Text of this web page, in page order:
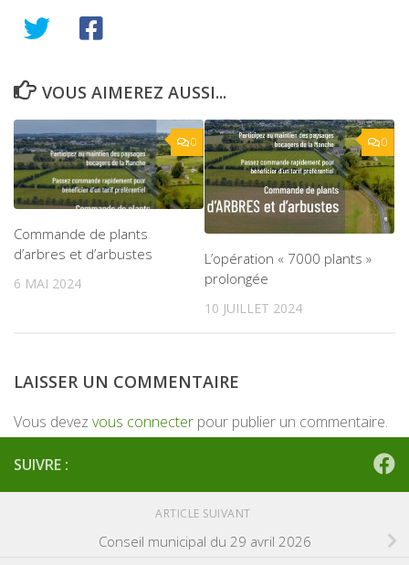
VOUS AIMEREZ AUSSI...
0
Commande de plants
d’arbres et d’arbustes
6 MAI 2024
0
L’opération « 7000 plants »
prolongée
10 JUILLET 2024
LAISSER UN COMMENTAIRE
Vous devez vous connecter pour publier un commentaire.
SUIVRE :
ARTICLE SUIVANT
Conseil municipal du 29 avril 2026